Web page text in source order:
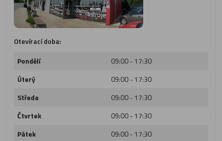
Otevírací doba:
Pondělí
09:00 - 17:30
Úterý
09:00 - 17:30
Středa
09:00 - 17:30
Čtvrtek
09:00 - 17:30
Pátek
09:00 - 17:30